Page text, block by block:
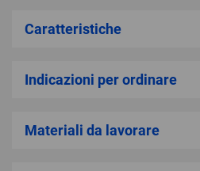
Caratteristiche
Indicazioni per ordinare
Materiali da lavorare